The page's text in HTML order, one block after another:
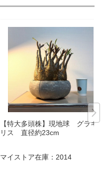
【特大多頭株】現地球 グラキ
リス 直径約23cm
マイストア在庫： 2014